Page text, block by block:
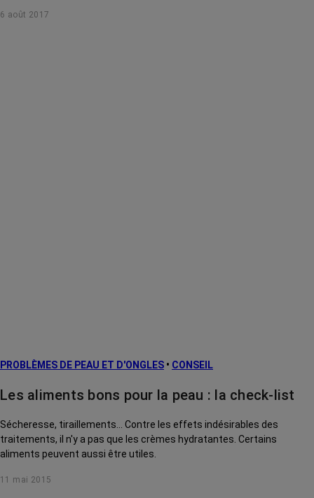
6 août 2017
PROBLÈMES DE PEAU ET D'ONGLES • CONSEIL
Les aliments bons pour la peau : la check-list
Sécheresse, tiraillements... Contre les effets indésirables des
traitements, il n'y a pas que les crèmes hydratantes. Certains
aliments peuvent aussi être utiles.
11 mai 2015